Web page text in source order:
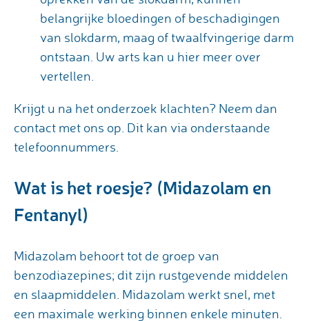
belangrijke bloedingen of beschadigingen
van slokdarm, maag of twaalfvingerige darm
ontstaan. Uw arts kan u hier meer over
vertellen.
Krijgt u na het onderzoek klachten? Neem dan
contact met ons op. Dit kan via onderstaande
telefoonnummers.
Wat is het roesje? (Midazolam en
Fentanyl)
Midazolam behoort tot de groep van
benzodiazepines; dit zijn rustgevende middelen
en slaapmiddelen. Midazolam werkt snel, met
een maximale werking binnen enkele minuten.